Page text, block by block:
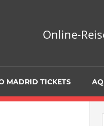
Online-
MADRID TICKETS